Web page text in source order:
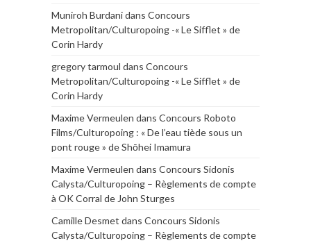
Muniroh Burdanidans Concours
Metropolitan/Culturopoing -« Le Sifflet » de
Corin Hardy
gregory tarmoul dans Concours
Metropolitan/Culturopoing -« Le Sifflet » de
Corin Hardy
Maxime Vermeulen dans Concours Roboto
Films/Culturopoing : « De l’eau tiède sous un
pont rouge » de Shōhei Imamura
Maxime Vermeulen dans Concours Sidonis
Calysta/Culturopoing – Règlements de compte
à OK Corral de John Sturges
Camille Desmet dans Concours Sidonis
Calysta/Culturopoing – Règlements de compte